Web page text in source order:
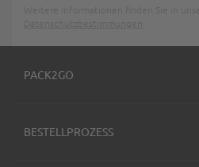
PACK2GO
BESTELLPROZESS